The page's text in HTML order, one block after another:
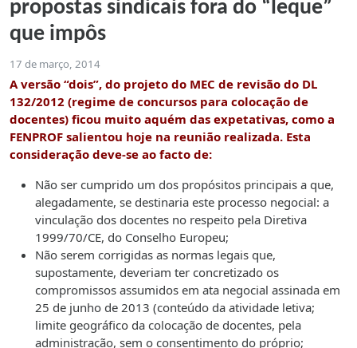
propostas sindicais fora do “leque”
que impôs
17 de março, 2014
A versão “dois”, do projeto do MEC de revisão do DL
132/2012 (regime de concursos para colocação de
docentes) ficou muito aquém das expetativas, como a
FENPROF salientou hoje na reunião realizada. Esta
consideração deve-se ao facto de:
Não ser cumprido um dos propósitos principais a que,
alegadamente, se destinaria este processo negocial: a
vinculação dos docentes no respeito pela Diretiva
1999/70/CE, do Conselho Europeu;
Não serem corrigidas as normas legais que,
supostamente, deveriam ter concretizado os
compromissos assumidos em ata negocial assinada em
25 de junho de 2013 (conteúdo da atividade letiva;
limite geográfico da colocação de docentes, pela
administração, sem o consentimento do próprio;